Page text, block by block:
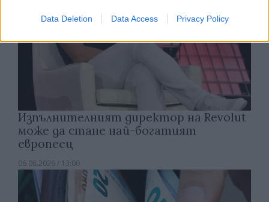
Data Deletion Data Access Privacy Policy
Изпълнителният директор на Revolut
може да стане най-богатият
европеец
06.08.2026 / 13:00